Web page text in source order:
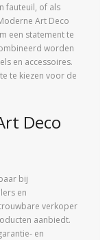
fauteuil, of als
Art Deco
een statement te
worden
en accessoires.
te kiezen voor de
Deco
bij
en
verkoper
aanbiedt.
en